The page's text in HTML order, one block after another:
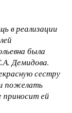
в реализации
была
Демидова.
сестру
пожелать
ей